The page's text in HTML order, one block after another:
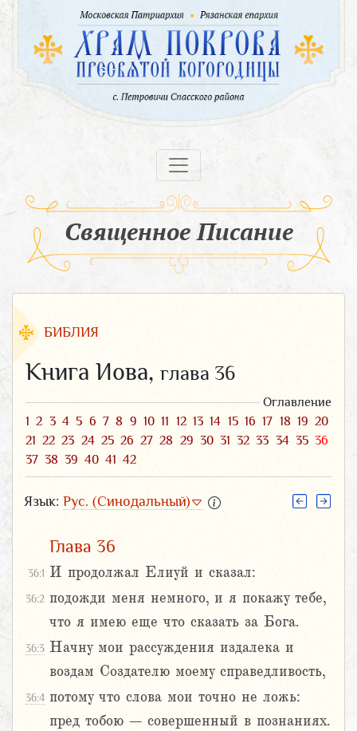
Священное Писание
БИБЛИЯ
Книга Иова, глава 36
Оглавление
1 2 3 4 5 6 7 8 9 10 11 12 13 14 15 16 17 18 19 20
21 22 23 24 25 26 27 28 29 30 31 32 33 34 35 36
37 38 39 40 41 42
Язык: Рус. (Синодальный)
Глава 36
36:1 И продолжал Елиуй и сказал:
36:2 подожди меня немного, и я покажу тебе,
что я имею еще что сказать за Бога.
36:3 Начну мои рассуждения издалека и
воздам Создателю моему справедливость,
36:4 потому что слова мои точно не ложь:
пред тобою – совершенный в познаниях.